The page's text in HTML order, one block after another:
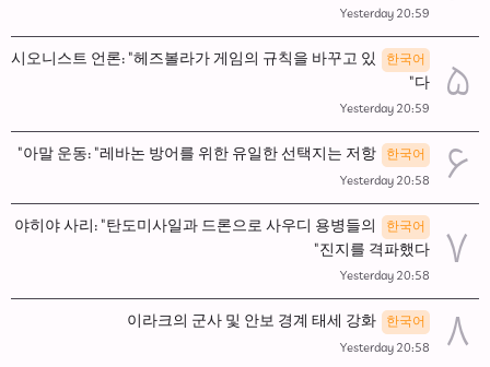
Yesterday 20:59
한국어
시오니스트 언론: "헤즈볼라가 게임의 규칙을 바꾸고 있
다"
Yesterday 20:59
한국어
아말 운동: "레바논 방어를 위한 유일한 선택지는 저항"
Yesterday 20:58
한국어
야히야 사리: "탄도미사일과 드론으로 사우디 용병들의
진지를 격파했다"
Yesterday 20:58
한국어
이라크의 군사 및 안보 경계 태세 강화
Yesterday 20:58